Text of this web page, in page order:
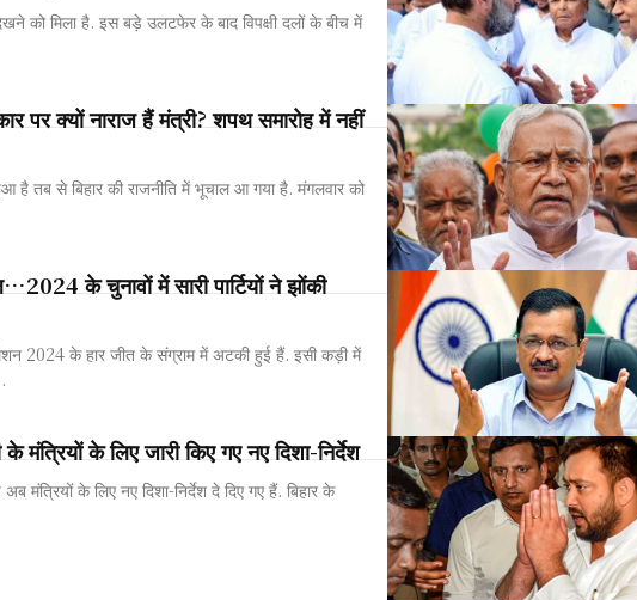
को मिला है. इस बड़े उलटफेर के बाद विपक्षी दलों के बीच में
पर क्यों नाराज हैं मंत्री? शपथ समारोह में नहीं
है तब से बिहार की राजनीति में भूचाल आ गया है. मंगलवार को
के चुनावों में सारी पार्टियों ने झोंकी
मिशन 2024 के हार जीत के संग्राम में अटकी हुई हैं. इसी कड़ी में
मंत्रियों के लिए जारी किए गए नए दिशा-निर्देश
मंत्रियों के लिए नए दिशा-निर्देश दे दिए गए हैं. बिहार के